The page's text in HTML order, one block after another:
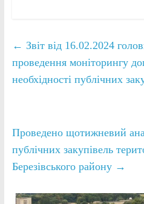
← Звіт від 16.02.2024
проведення моніторингу
необхідності публічних
Проведено щотижневий
публічних закупівель
Березівського району →